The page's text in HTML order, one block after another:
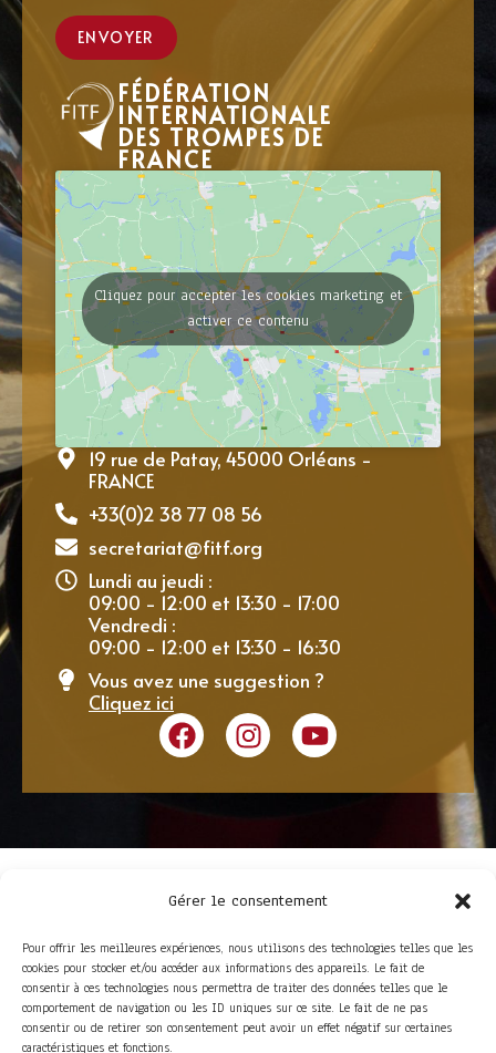
Gérer le consentement
Pour offrir les meilleures expériences, nous utilisons des technologies telles que les
cookies pour stocker et/ou accéder aux informations des appareils. Le fait de
consentir à ces technologies nous permettra de traiter des données telles que le
comportement de navigation ou les ID uniques sur ce site. Le fait de ne pas
consentir ou de retirer son consentement peut avoir un effet négatif sur certaines
caractéristiques et fonctions.
ENVOYER
FÉDÉRATION
INTERNATIONALE
DES TROMPES DE
FRANCE
Cliquez pour accepter les cookies marketing et
activer ce contenu
19 rue de Patay, 45000 Orléans -
FRANCE
+33(0)2 38 77 08 56
secretariat@fitf.org
Lundi au jeudi :
09:00 - 12:00 et 13:30 - 17:00
Vendredi :
09:00 - 12:00 et 13:30 - 16:30
Vous avez une suggestion ?
Cliquez ici
ACCÈS RAPIDE